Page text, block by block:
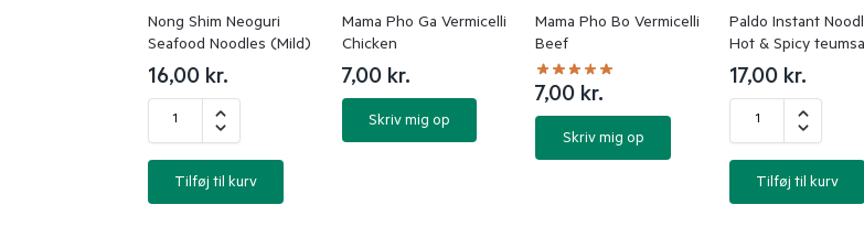
Nong Shim Neoguri
Seafood Noodles (Mild)
16,00 kr.
Tilføj til kurv
Mama Pho Ga Vermicelli
Chicken
7,00 kr.
Skriv mig op
Mama Pho Bo Vermicelli
Beef
7,00 kr.
Skriv mig op
Paldo Instant
Hot & Spicy
17,00 kr.
Tilføj til kurv